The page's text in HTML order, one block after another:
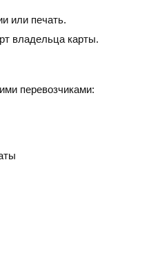
или печать.
владельца карты.
перевозчиками: